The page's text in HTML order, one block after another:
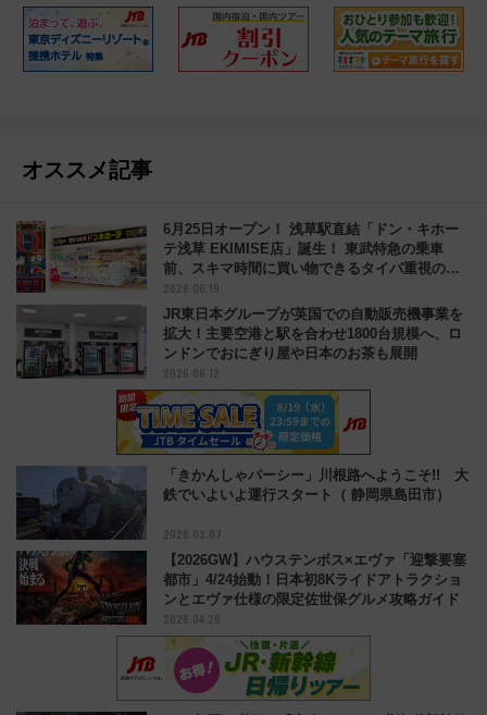
オススメ記事
6月25日オープン！ 浅草駅直結「ドン・キホー
テ浅草 EKIMISE店」誕生！ 東武特急の乗車
前、スキマ時間に買い物できるタイパ重視の新
拠点
2026.06.19
JR東日本グループが英国での自動販売機事業を
拡大！主要空港と駅を合わせ1800台規模へ、ロ
ンドンでおにぎり屋や日本のお茶も展開
2026.06.12
「きかんしゃパーシー」川根路へようこそ!! 大
鉄でいよいよ運行スタート（ 静岡県島田市）
2026.03.07
【2026GW】ハウステンボス×エヴァ「迎撃要塞
都市」4/24始動！日本初8Kライドアトラクショ
ンとエヴァ仕様の限定佐世保グルメ攻略ガイド
2026.04.20